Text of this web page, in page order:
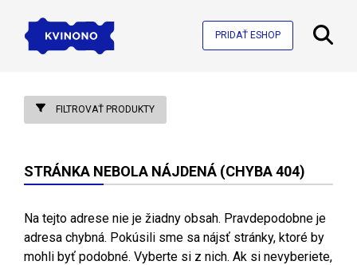
PRIDAŤ ESHOP
FILTROVAŤ PRODUKTY
STRÁNKA NEBOLA NÁJDENÁ (CHYBA 404)
Na tejto adrese nie je žiadny obsah. Pravdepodobne je
adresa chybná. Pokúsili sme sa nájsť stránky, ktoré by
mohli byť podobné. Vyberte si z nich. Ak si nevyberiete,